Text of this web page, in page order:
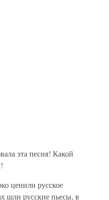
эта песня! Какой
ценили русское
шли русские пьесы, в